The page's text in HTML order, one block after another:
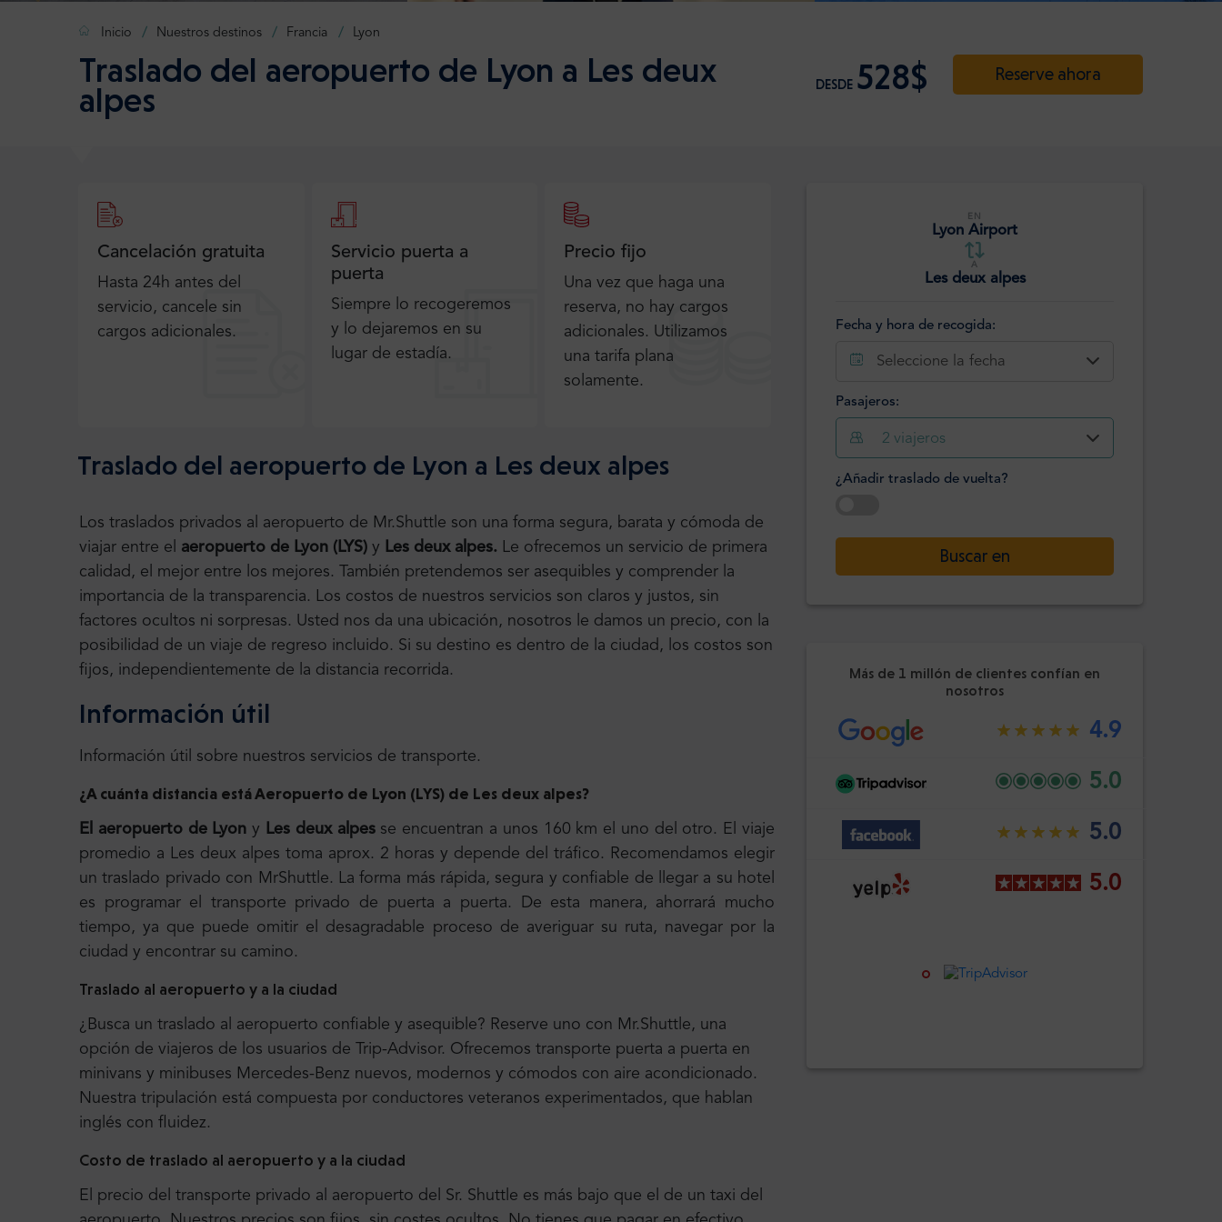
Inicio Nuestros destinos Francia Lyon
Traslado del aeropuerto de Lyon a Les deux
alpes DESDE 528$ Reserve ahora
EN
Lyon Airport
A
Les deux alpes
Fecha y hora de recogida:
Seleccione la fecha
Hora
:
Minuto
Confirme
Pasajeros:
2 viajeros
¿Añadir traslado de vuelta?
Buscar en
Más de 1 millón de clientes confían en
nosotros
4.9
5.0
5.0
5.0
Cancelación gratuita
Hasta 24h antes del
servicio, cancele sin
cargos adicionales.
Servicio puerta a
puerta
Siempre lo recogeremos
y lo dejaremos en su
lugar de estadía.
Precio fijo
Una vez que haga una
reserva, no hay cargos
adicionales. Utilizamos
una tarifa plana
solamente.
Traslado del aeropuerto de Lyon a Les deux alpes
Los traslados privados al aeropuerto de Mr.Shuttle son una forma segura, barata y cómoda de
viajar entre el aeropuerto de Lyon (LYS) y Les deux alpes. Le ofrecemos un servicio de primera
calidad, el mejor entre los mejores. También pretendemos ser asequibles y comprender la
importancia de la transparencia. Los costos de nuestros servicios son claros y justos, sin
factores ocultos ni sorpresas. Usted nos da una ubicación, nosotros le damos un precio, con la
posibilidad de un viaje de regreso incluido. Si su destino es dentro de la ciudad, los costos son
fijos, independientemente de la distancia recorrida.
Información útil
Información útil sobre nuestros servicios de transporte.
¿A cuánta distancia está Aeropuerto de Lyon (LYS) de Les deux alpes?
El aeropuerto de Lyon y Les deux alpes se encuentran a unos 160 km el uno del otro. El viaje
promedio a Les deux alpes toma aprox. 2 horas y depende del tráfico. Recomendamos elegir
un traslado privado con MrShuttle. La forma más rápida, segura y confiable de llegar a su hotel
es programar el transporte privado de puerta a puerta. De esta manera, ahorrará mucho
tiempo, ya que puede omitir el desagradable proceso de averiguar su ruta, navegar por la
ciudad y encontrar su camino.
Traslado al aeropuerto y a la ciudad
¿Busca un traslado al aeropuerto confiable y asequible? Reserve uno con Mr.Shuttle, una
opción de viajeros de los usuarios de Trip-Advisor. Ofrecemos transporte puerta a puerta en
minivans y minibuses Mercedes-Benz nuevos, modernos y cómodos con aire acondicionado.
Nuestra tripulación está compuesta por conductores veteranos experimentados, que hablan
inglés con fluidez.
Costo de traslado al aeropuerto y a la ciudad
El precio del transporte privado al aeropuerto del Sr. Shuttle es más bajo que el de un taxi del